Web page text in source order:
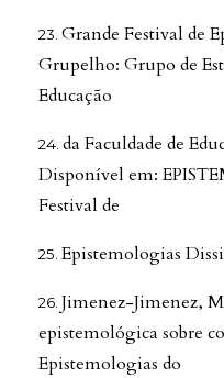
Grande Festival de
Grupelho: Grupo de
Educação
da Faculdade de
Disponível em:
Festival de
Epistemologias
Jimenez-Jimenez,
epistemológica sobre
Epistemologias do